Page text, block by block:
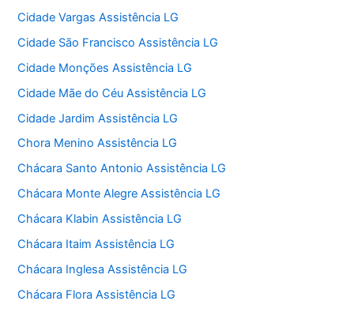
Cidade Vargas Assistência LG
Cidade São Francisco Assistência LG
Cidade Monções Assistência LG
Cidade Mãe do Céu Assistência LG
Cidade Jardim Assistência LG
Chora Menino Assistência LG
Chácara Santo Antonio Assistência LG
Chácara Monte Alegre Assistência LG
Chácara Klabin Assistência LG
Chácara Itaim Assistência LG
Chácara Inglesa Assistência LG
Chácara Flora Assistência LG